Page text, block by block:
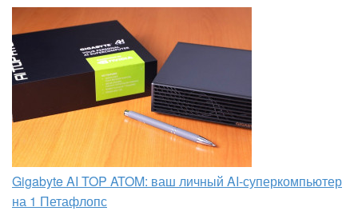
Gigabyte AI TOP ATOM: ваш личный AI-суперкомпьютер
на 1 Петафлопс